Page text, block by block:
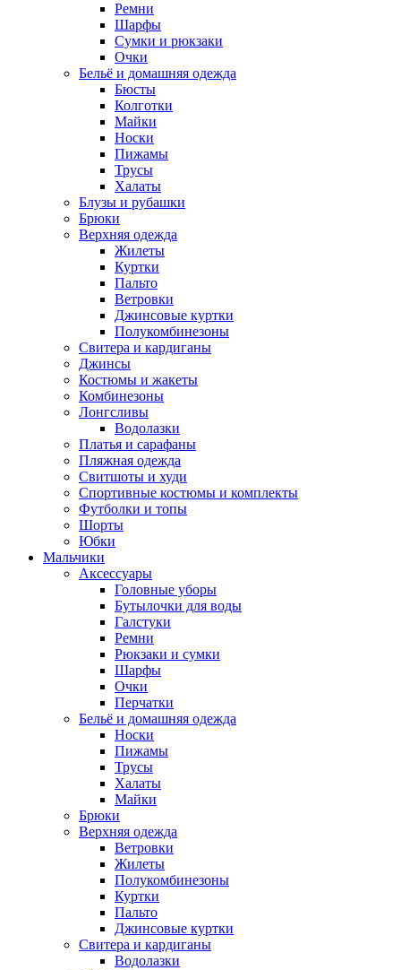
Ремни
Шарфы
Сумки и рюкзаки
Очки
Бельё и домашняя одежда
Бюсты
Колготки
Майки
Носки
Пижамы
Трусы
Халаты
Блузы и рубашки
Брюки
Верхняя одежда
Жилеты
Куртки
Пальто
Ветровки
Джинсовые куртки
Полукомбинезоны
Свитера и кардиганы
Джинсы
Костюмы и жакеты
Комбинезоны
Лонгсливы
Водолазки
Платья и сарафаны
Пляжная одежда
Свитшоты и худи
Спортивные костюмы и комплекты
Футболки и топы
Шорты
Юбки
Мальчики
Аксессуары
Головные уборы
Бутылочки для воды
Галстуки
Ремни
Рюкзаки и сумки
Шарфы
Очки
Перчатки
Бельё и домашняя одежда
Носки
Пижамы
Трусы
Халаты
Майки
Брюки
Верхняя одежда
Ветровки
Жилеты
Полукомбинезоны
Куртки
Пальто
Джинсовые куртки
Свитера и кардиганы
Водолазки